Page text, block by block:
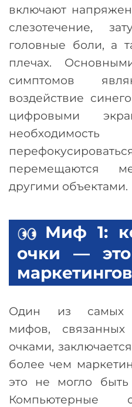
включают
слезотечение,
головные боли, а
плечах.
симптомов
воздействие
цифровыми
перемещаются
другими объектами.
Миф 1:
очки —
Один из самых
мифов,
очками,
более чем
это не могло
Компьютерные